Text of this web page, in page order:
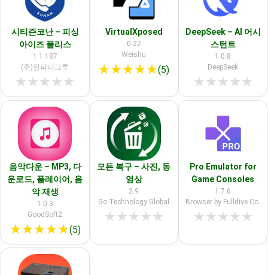
시티즌코난 – 피싱
아이즈 폴리스
1.1.187
(주)인피니그루
★★★★★
VirtualXposed
0.22
Weishu
★★★★★(5)
DeepSeek – AI 어시
스턴트
1.0.8
DeepSeek
★★★★★
음악다운 – MP3, 다
운로드, 플레이어, 음
악 재생
1.0.3
GoodSoft2
★★★★★(5)
모든 복구 – 사진, 동
영상
2.9
Go Technology Global
★★★★★
Pro Emulator for
Game Consoles
1.7.6
Browser by Fulldive Co.
★★★★★